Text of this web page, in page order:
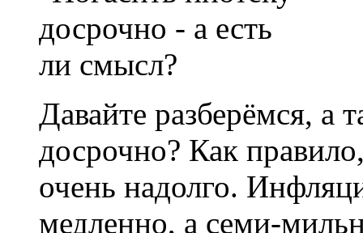
Давайте разберёмся, а
досрочно? Как
очень надолго.
медленно, а семи-